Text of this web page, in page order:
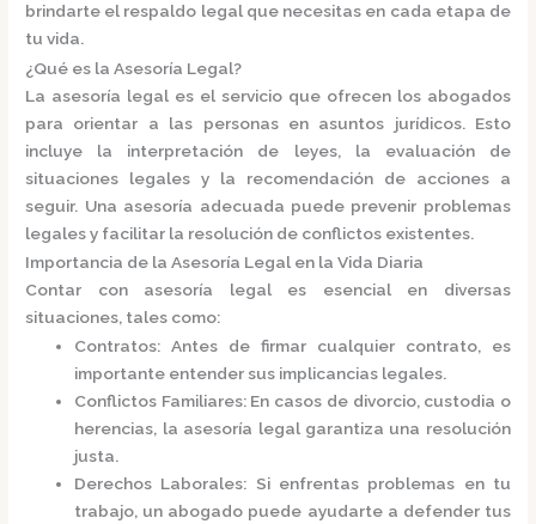
brindarte el respaldo legal que necesitas en cada etapa de
tu vida.​
¿Qué es la Asesoría Legal?
La asesoría legal es el servicio que ofrecen los abogados
para orientar a las personas en asuntos jurídicos. Esto
incluye la interpretación de leyes, la evaluación de
situaciones legales y la recomendación de acciones a
seguir. Una asesoría adecuada puede prevenir problemas
legales y facilitar la resolución de conflictos existentes.​
Importancia de la Asesoría Legal en la Vida Diaria
Contar con asesoría legal es esencial en diversas
situaciones, tales como:​
Contratos: Antes de firmar cualquier contrato, es
importante entender sus implicancias legales.
Conflictos Familiares: En casos de divorcio, custodia o
herencias, la asesoría legal garantiza una resolución
justa.
Derechos Laborales: Si enfrentas problemas en tu
trabajo, un abogado puede ayudarte a defender tus